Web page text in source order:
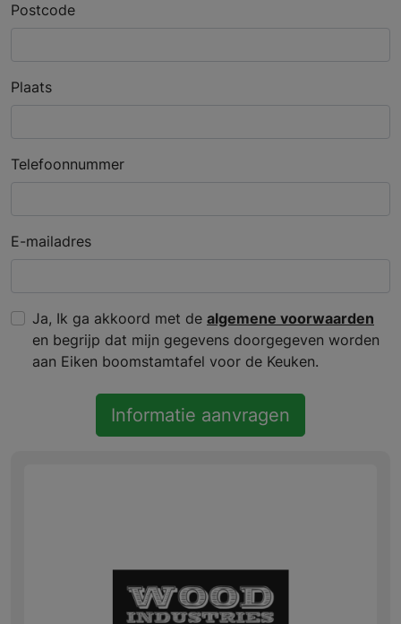
Postcode
Plaats
Telefoonnummer
E-mailadres
Ja, Ik ga akkoord met de algemene voorwaarden
en begrijp dat mijn gegevens doorgegeven worden
aan Eiken boomstamtafel voor de Keuken.
Informatie aanvragen